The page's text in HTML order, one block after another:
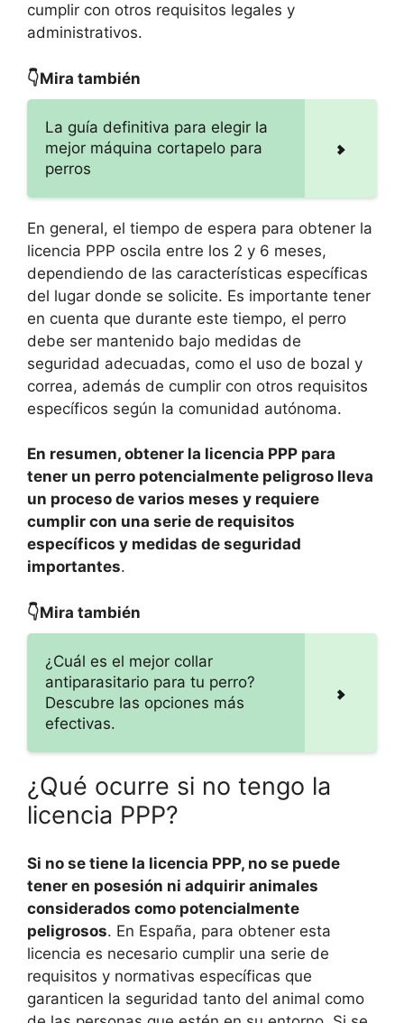
cumplir con otros requisitos legales y
administrativos.
👇Mira también
La guía definitiva para elegir la
mejor máquina cortapelo para
perros
En general, el tiempo de espera para obtener la
licencia PPP oscila entre los 2 y 6 meses,
dependiendo de las características específicas
del lugar donde se solicite. Es importante tener
en cuenta que durante este tiempo, el perro
debe ser mantenido bajo medidas de
seguridad adecuadas, como el uso de bozal y
correa, además de cumplir con otros requisitos
específicos según la comunidad autónoma.
En resumen, obtener la licencia PPP para
tener un perro potencialmente peligroso lleva
un proceso de varios meses y requiere
cumplir con una serie de requisitos
específicos y medidas de seguridad
importantes.
👇Mira también
¿Cuál es el mejor collar
antiparasitario para tu perro?
Descubre las opciones más
efectivas.
¿Qué ocurre si no tengo la
licencia PPP?
Si no se tiene la licencia PPP, no se puede
tener en posesión ni adquirir animales
considerados como potencialmente
peligrosos. En España, para obtener esta
licencia es necesario cumplir una serie de
requisitos y normativas específicas que
garanticen la seguridad tanto del animal como